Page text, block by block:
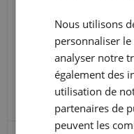
Horaires
Tous les mardis à
Nous utilisons
personnaliser
analyser notre
également des
utilisation de
partenaires de
peuvent les